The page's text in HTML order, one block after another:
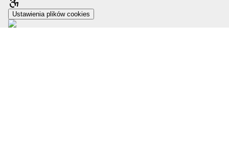
Ustawienia plików cookies